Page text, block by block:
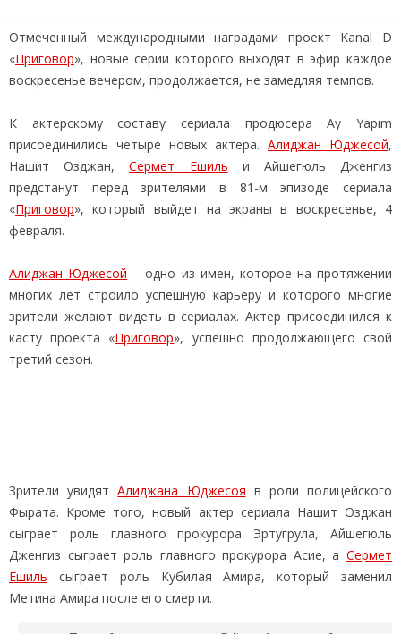
Отмеченный международными наградами проект Kanal D
«Приговор», новые серии которого выходят в эфир каждое
воскресенье вечером, продолжается, не замедляя темпов.
К актерскому составу сериала продюсера Ay Yapım
присоединились четыре новых актера. Алиджан Юджесой,
Нашит Озджан,Сермет Ешиль и Айшегюль Дженгиз
предстанут перед зрителями в 81-м эпизоде сериала
«Приговор», который выйдет на экраны в воскресенье, 4
февраля.
Алиджан Юджесой – одно из имен, которое на протяжении
многих лет строило успешную карьеру и которого многие
зрители желают видеть в сериалах. Актер присоединился к
касту проекта «Приговор», успешно продолжающего свой
третий сезон.
Зрители увидятАлиджана Юджесоя в роли полицейского
Фырата. Кроме того, новый актер сериала Нашит Озджан
сыграет роль главного прокурора Эртугрула, Айшегюль
Дженгиз сыграет роль главного прокурора Асие, а Сермет
Ешиль сыграет роль Кубилая Амира, который заменил
Метина Амира после его смерти.